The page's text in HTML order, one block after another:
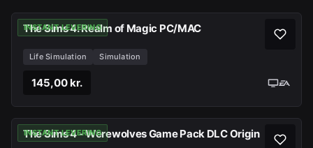
INSTANT LEVERING
The Sims 4: Realm of Magic PC/MAC
Life Simulation Simulation
145,00 kr.
INSTANT LEVERING
The Sims 4 - Werewolves Game Pack DLC Origin